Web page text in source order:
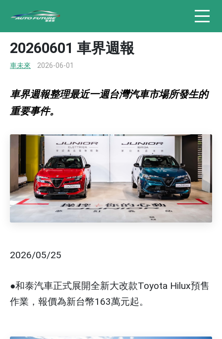
20260601 車界週報
車未來 2026-06-01
車界週報整理最近一週台灣汽車市場所發生的
重要事件。
2026/05/25
●和泰汽車正式展開全新大改款Toyota Hilux預售
作業，報價為新台幣163萬元起。